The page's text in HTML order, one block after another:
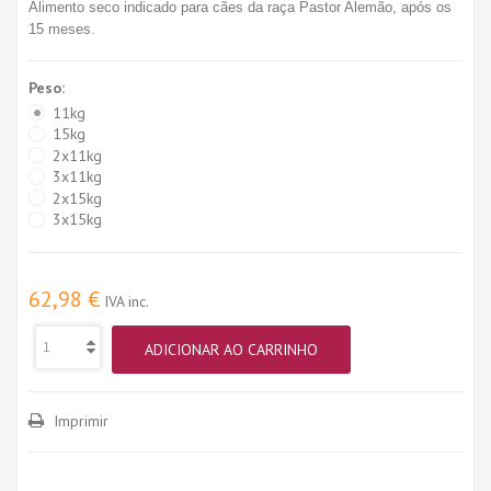
Alimento seco indicado para cães da raça Pastor Alemão, após os
15 meses.
Peso:
11kg
15kg
2x11kg
3x11kg
2x15kg
3x15kg
62,98 € IVA inc.
ADICIONAR AO CARRINHO
Imprimir